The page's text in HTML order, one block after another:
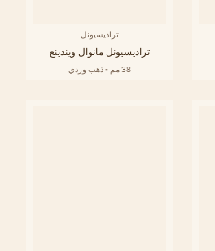
تراديسيونل
تراديسيونل مانوال ويندينغ
38 مم - ذهب وردي